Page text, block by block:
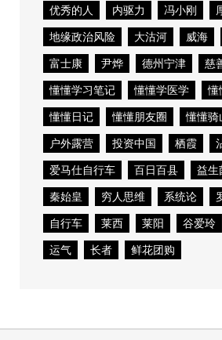
优秀的人
内驱力 冯小刚
地缘政治风险
大沽河 威海
富士康
尹烨 德州宁津 慈
懂懂学习笔记
懂懂学医学
懂
懂懂日记
懂懂朋友圈
懂懂骑
户外露营
投资中国 栖霞
爱马仕自行车
百日百县 益生
秦始皇
穷人思维 系统论
自行车
莱西 莱阳 谷爱玲
运气
长者 鲜花团购